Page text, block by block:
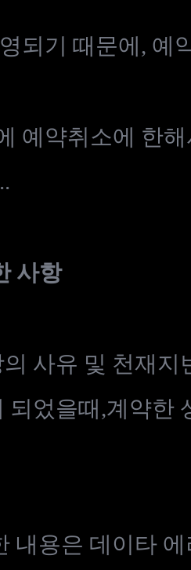
되기 때문에, 예
예약취소에 한
.
사항
사유 및 천재지
되었을때,계약한
내용은 데이타 에